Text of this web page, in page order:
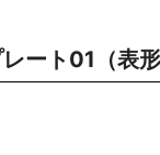
ート01（表